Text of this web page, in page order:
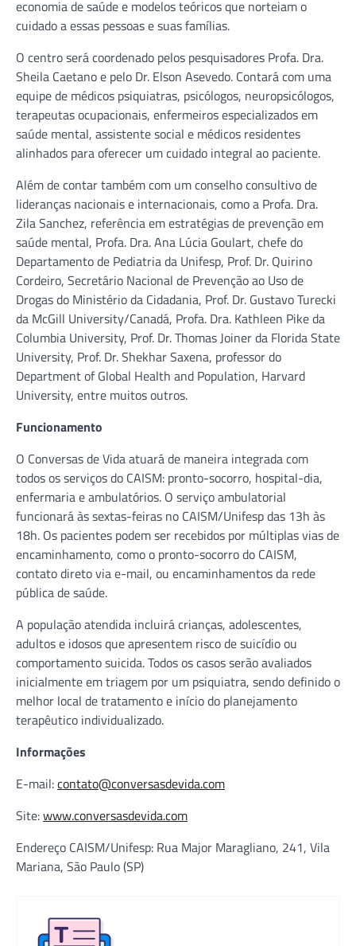
economia de saúde e modelos teóricos que norteiam o
cuidado a essas pessoas e suas famílias.
O centro será coordenado pelos pesquisadores Profa. Dra.
Sheila Caetano e pelo Dr. Elson Asevedo. Contará com uma
equipe de médicos psiquiatras, psicólogos, neuropsicólogos,
terapeutas ocupacionais, enfermeiros especializados em
saúde mental, assistente social e médicos residentes
alinhados para oferecer um cuidado integral ao paciente.
Além de contar também com um conselho consultivo de
lideranças nacionais e internacionais, como a Profa. Dra.
Zila Sanchez, referência em estratégias de prevenção em
saúde mental, Profa. Dra. Ana Lúcia Goulart, chefe do
Departamento de Pediatria da Unifesp, Prof. Dr. Quirino
Cordeiro, Secretário Nacional de Prevenção ao Uso de
Drogas do Ministério da Cidadania, Prof. Dr. Gustavo Turecki
da McGill University/Canadá, Profa. Dra. Kathleen Pike da
Columbia University, Prof. Dr. Thomas Joiner da Florida State
University, Prof. Dr. Shekhar Saxena, professor do
Department of Global Health and Population, Harvard
University, entre muitos outros.
Funcionamento
O Conversas de Vida atuará de maneira integrada com
todos os serviços do CAISM: pronto-socorro, hospital-dia,
enfermaria e ambulatórios. O serviço ambulatorial
funcionará às sextas-feiras no CAISM/Unifesp das 13h às
18h. Os pacientes podem ser recebidos por múltiplas vias de
encaminhamento, como o pronto-socorro do CAISM,
contato direto via e-mail, ou encaminhamentos da rede
pública de saúde.
A população atendida incluirá crianças, adolescentes,
adultos e idosos que apresentem risco de suicídio ou
comportamento suicida. Todos os casos serão avaliados
inicialmente em triagem por um psiquiatra, sendo definido o
melhor local de tratamento e início do planejamento
terapêutico individualizado.
Informações
E-mail:contato@conversasdevida.com
Site:www.conversasdevida.com
Endereço CAISM/Unifesp: Rua Major Maragliano, 241, Vila
Mariana, São Paulo (SP)